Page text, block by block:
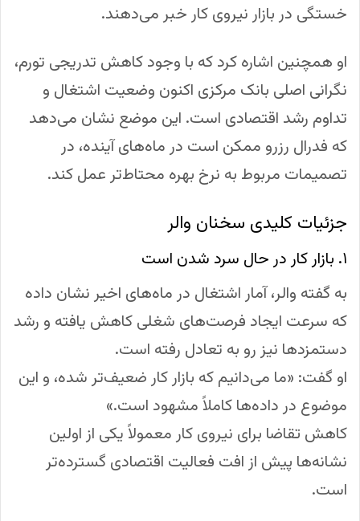
خستگی در بازار نیروی کار خبر می‌دهند.
او همچنین اشاره کرد که با وجود کاهش تدریجی تورم،
نگرانی اصلی بانک مرکزی اکنون وضعیت اشتغال و
تداوم رشد اقتصادی است. این موضع نشان می‌دهد
که فدرال رزرو ممکن است در ماه‌های آینده، در
تصمیمات مربوط به نرخ بهره محتاط‌تر عمل کند.
جزئیات کلیدی سخنان والر
۱. بازار کار در حال سرد شدن است
به گفته والر، آمار اشتغال در ماه‌های اخیر نشان داده
که سرعت ایجاد فرصت‌های شغلی کاهش یافته و رشد
دستمزدها نیز رو به تعادل رفته است.
او گفت: «ما می‌دانیم که بازار کار ضعیف‌تر شده، و این
موضوع در داده‌ها کاملاً مشهود است.»
کاهش تقاضا برای نیروی کار معمولاً یکی از اولین
نشانه‌ها پیش از افت فعالیت اقتصادی گسترده‌تر
است.